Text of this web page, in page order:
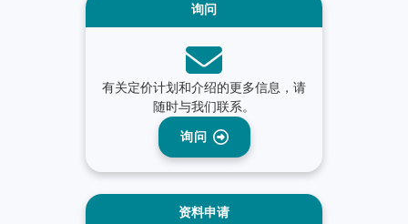
询问
有关定价计划和介绍的更多信息，请
随时与我们联系。
询问
资料申请